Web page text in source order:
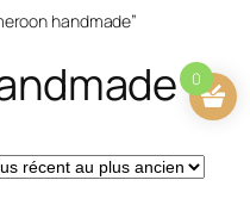
handmade”
0